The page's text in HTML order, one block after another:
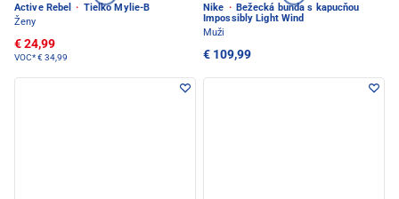
Active Rebel · Tielko Mylie-B
Ženy
€ 24,99
VOC*€ 34,99
Nike · Bežecká bunda s kapucňou
Impossibly Light Wind
Muži
€ 109,99